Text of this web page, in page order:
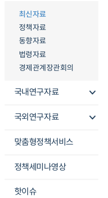
최신자료
정책자료
동향자료
법령자료
경제관계장관회의
국내연구자료
국외연구자료
맞춤형정책서비스
정책세미나영상
핫이슈